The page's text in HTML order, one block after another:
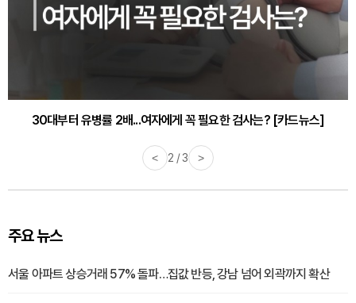
30대부터 유병률 2배...여자에게 꼭 필요한 검사는? [카드뉴스]
< 2 / 3 >
주요 뉴스
서울 아파트 상승거래 57% 돌파…집값 반등, 강남 넘어 외곽까지 확산